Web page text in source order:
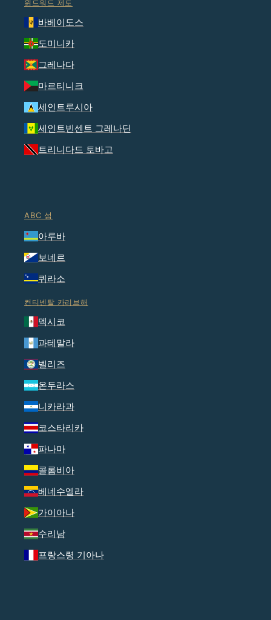
윈드워드 제도
바베이도스
도미니카
그레나다
마르티니크
세인트루시아
세인트빈센트 그레나딘
트리니다드 토바고
ABC 섬
아루바
보네르
퀴라소
컨티넨탈 카리브해
멕시코
과테말라
벨리즈
온두라스
니카라과
코스타리카
파나마
콜롬비아
베네수엘라
가이아나
수리남
프랑스령 기아나